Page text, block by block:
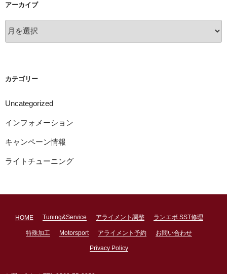
アーカイブ
ー
カテゴリー
Uncategorized
インフォメーション
キャンペーン情報
ライトチューニング
HOME Tuning&Service アライメント調整 ランエボ SST修理
特殊加工 Motorsport アライメント予約 お問い合わせ
Privacy Policy